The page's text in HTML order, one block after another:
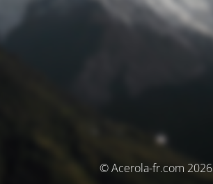
© Acerola-fr.com 2026